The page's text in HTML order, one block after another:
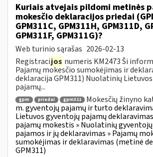
Kuriais atvejais pildomi metinės
mokesčio deklaracijos priedai
GPM311C, GPM311H, GPM311D,
GPM311F, GPM311G)?
Web turinio sąrašas 2026-02-13
Registracijos numeris KM2473 Ši
Pajamų mokesčio sumokėjimas ir
deklaracija GPM311) Nuolatinių
pajamų...
gpm priedai gpm311 Mokesčių žinyno
m. gyventojų pajamų ir turto
Lietuvos gyventojų pajamų deklaravimas
pajamų mokestis » Nuolatinių
pajamos ir jų deklaravimas » Pajamų
sumokėjimas ir deklaravimas (metinė
GPM311)